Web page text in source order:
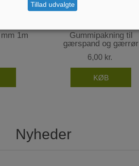
1m
Gummipakning til
gærspand og gærrør
6,00 kr.
Nyheder
Tillad udvalgte